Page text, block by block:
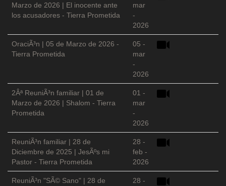
Marzo de 2026 | El inocente ante
los acusadores - Tierra Prometida
mar
-
2026
OraciÃ³n | 05 de Marzo de 2026 -
Tierra Prometida
05 -
mar
-
2026
2Âª ReuniÃ³n familiar | 01 de
Marzo de 2026 | Shalom - Tierra
Prometida
01 -
mar
-
2026
ReuniÃ³n familiar | 28 de
Diciembre de 2025 | JesÃºs mi
Pastor - Tierra Prometida
28 -
feb -
2026
ReuniÃ³n "SÃ© Sano" | 28 de
28 -